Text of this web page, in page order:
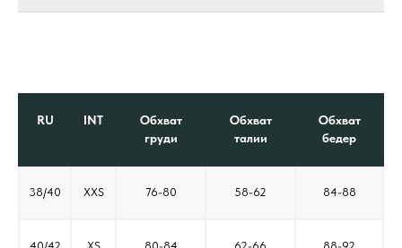
RU INT
Обхват
груди
Обхват
талии
Обхват
бедер
38/40 XXS 76-80 58-62 84-88